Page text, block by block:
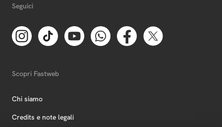
Seguici
Scopri Fastweb
Chi siamo
Credits e note legali